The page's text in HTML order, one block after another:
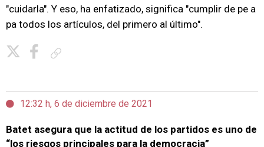
"cuidarla". Y eso, ha enfatizado, significa "cumplir de pe a
pa todos los artículos, del primero al último".
12:32 h, 6 de diciembre de 2021
Batet asegura que la actitud de los partidos es uno de
“los riesgos principales para la democracia”